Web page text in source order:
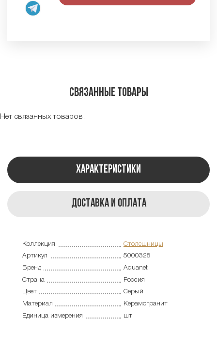
Связанные товары
Нет связанных товаров.
Характеристики
Доставка и оплата
Коллекция
Столешницы
Артикул
5000328
Бренд
Aquanet
Страна
Россия
Цвет
Серый
Материал
Керамогранит
Единица измерения
шт